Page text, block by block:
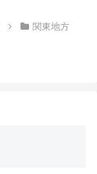
関東地方